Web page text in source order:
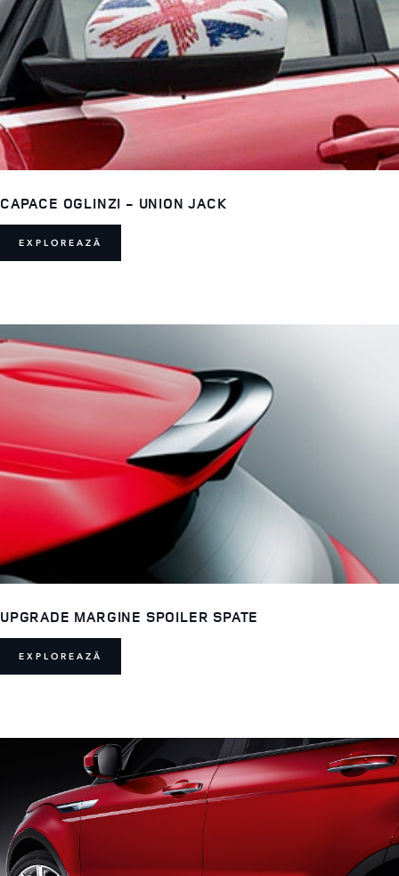
CAPACE OGLINZI - UNION JACK
EXPLOREAZĂ
UPGRADE MARGINE SPOILER SPATE
EXPLOREAZĂ